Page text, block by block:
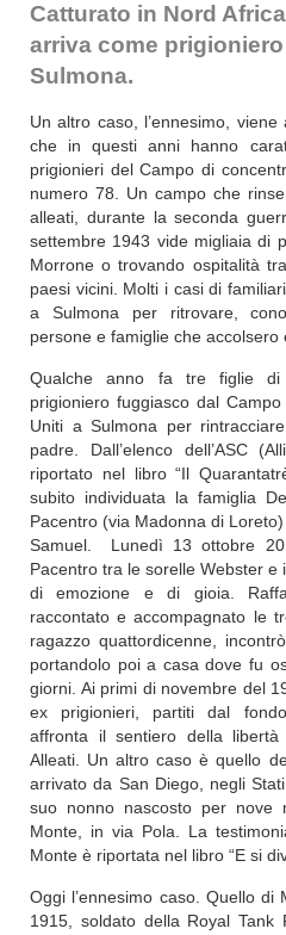
Catturato in Nord
arriva come
Sulmona.
Un altro caso, l’ennesimo,
che in questi anni hanno
prigionieri del Campo di
numero 78. Un campo che
alleati, durante la seconda
settembre 1943 vide migliaia di
Morrone o trovando ospitalità
paesi vicini. Molti i casi di
a Sulmona per ritrovare,
persone e famiglie che accolsero
Qualche anno fa tre figlie di
prigioniero fuggiasco dal
Uniti a Sulmona per
padre. Dall’elenco dell’ASC
riportato nel libro “Il
subito individuata la famiglia
Pacentro (via Madonna di
Samuel. Lunedì 13 ottobre
Pacentro tra le sorelle Webster e
di emozione e di gioia.
raccontato e accompagnato le
ragazzo quattordicenne,
portandolo poi a casa dove fu
giorni. Ai primi di novembre del
ex prigionieri, partiti dal
affronta il sentiero della
Alleati. Un altro caso è quello
arrivato da San Diego, negli
suo nonno nascosto per nove
Monte, in via Pola. La
Monte è riportata nel libro “E si
Oggi l’ennesimo caso. Quello di
1915, soldato della Royal Tank